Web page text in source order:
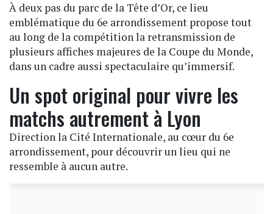
À deux pas du parc de la Tête d’Or, ce lieu
emblématique du 6e arrondissement propose tout
au long de la compétition la retransmission de
plusieurs affiches majeures de la Coupe du Monde,
dans un cadre aussi spectaculaire qu’immersif.
Un spot original pour vivre les
matchs autrement à Lyon
Direction la Cité Internationale, au cœur du 6e
arrondissement, pour découvrir un lieu qui ne
ressemble à aucun autre.